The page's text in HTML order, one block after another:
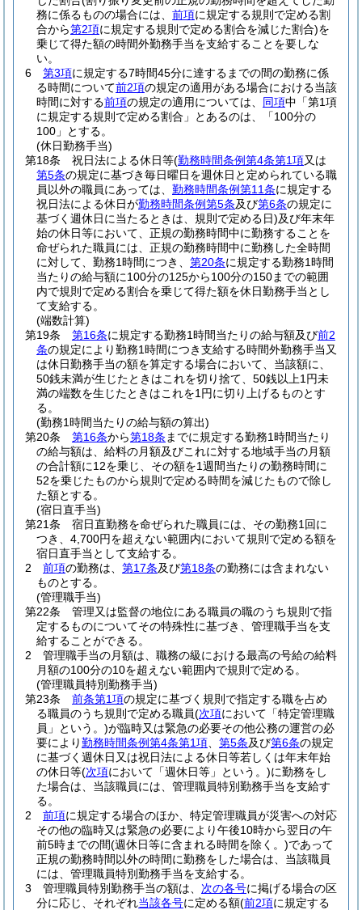
務に係るものの場合には、 前項に規定する規則で定める割
合から第2項に規定する規則で定める割合を減じた割合)を
乗じて得た額の時間外勤務手当を支給することを要しな
い。
6
第3項に規定する7時間45分に達するまでの間の勤務に係
る時間について前2項の規定の適用がある場合における当該
時間に対する前項の規定の適用については、 同項中「第1項
に規定する規則で定める割合」とあるのは、「100分の
100」とする。
(休日勤務手当)
第18条
祝日法による休日等(勤務時間条例第4条第1項又は
第5条の規定に基づき毎日曜日を週休日と定められている職
員以外の職員にあっては、 勤務時間条例第11条に規定する
祝日法による休日が勤務時間条例第5条及び第6条の規定に
基づく週休日に当たるときは、規則で定める日)及び年末年
始の休日等において、正規の勤務時間中に勤務することを
命ぜられた職員には、正規の勤務時間中に勤務した全時間
に対して、勤務1時間につき、 第20条に規定する勤務1時間
当たりの給与額に100分の125から100分の150までの範囲
内で規則で定める割合を乗じて得た額を休日勤務手当とし
て支給する。
(端数計算)
第19条
第16条に規定する勤務1時間当たりの給与額及び前2
条の規定により勤務1時間につき支給する時間外勤務手当又
は休日勤務手当の額を算定する場合において、当該額に、
50銭未満が生じたときはこれを切り捨て、50銭以上1円未
満の端数を生じたときはこれを1円に切り上げるものとす
る。
(勤務1時間当たりの給与額の算出)
第20条
第16条から第18条 までに規定する勤務1時間当たり
の給与額は、給料の月額及びこれに対する地域手当の月額
の合計額に12を乗じ、その額を1週間当たりの勤務時間に
52を乗じたものから規則で定める時間を減じたもので除し
た額とする。
(宿日直手当)
第21条
宿日直勤務を命ぜられた職員には、その勤務1回に
つき、4,700円を超えない範囲内において規則で定める額を
宿日直手当として支給する。
2
前項の勤務は、 第17条及び第18条の勤務には含まれない
ものとする。
(管理職手当)
第22条
管理又は監督の地位にある職員の職のうち規則で指
定するものについてその特殊性に基づき、管理職手当を支
給することができる。
2
管理職手当の月額は、職務の級における最高の号給の給料
月額の100分の10を超えない範囲内で規則で定める。
(管理職員特別勤務手当)
第23条
前条第1項の規定に基づく規則で指定する職を占め
る職員のうち規則で定める職員(次項において「特定管理職
員」という。)が臨時又は緊急の必要その他公務の運営の必
要により勤務時間条例第4条第1項 第5条及び第6条の規定
に基づく週休日又は祝日法による休日等若しくは年末年始
の休日等(次項において「週休日等」という。)に勤務をし
た場合は、当該職員には、管理職員特別勤務手当を支給す
る。
2
前項に規定する場合のほか、特定管理職員が災害への対応
その他の臨時又は緊急の必要により午後10時から翌日の午
前5時までの間(週休日等に含まれる時間を除く。)であって
正規の勤務時間以外の時間に勤務をした場合は、当該職員
には、管理職員特別勤務手当を支給する。
3
管理職員特別勤務手当の額は、 次の各号に掲げる場合の区
分に応じ、それぞれ当該各号に定める額(前2項に規定する